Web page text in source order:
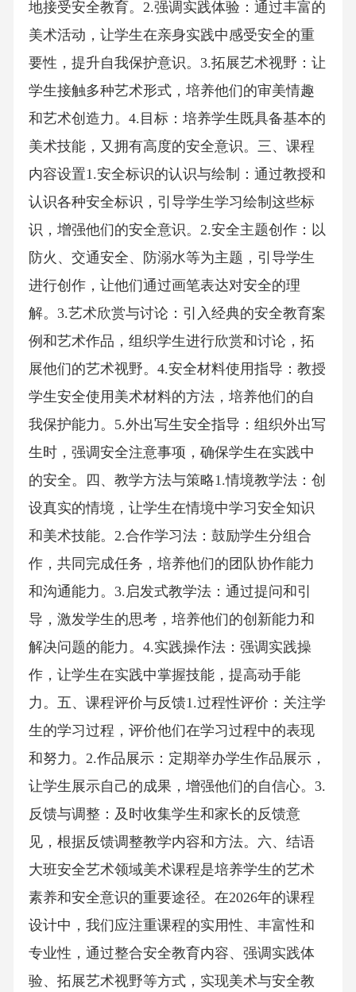
地接受安全教育。2.强调实践体验：通过丰富的
美术活动，让学生在亲身实践中感受安全的重
要性，提升自我保护意识。3.拓展艺术视野：让
学生接触多种艺术形式，培养他们的审美情趣
和艺术创造力。4.目标：培养学生既具备基本的
美术技能，又拥有高度的安全意识。三、课程
内容设置1.安全标识的认识与绘制：通过教授和
认识各种安全标识，引导学生学习绘制这些标
识，增强他们的安全意识。2.安全主题创作：以
防火、交通安全、防溺水等为主题，引导学生
进行创作，让他们通过画笔表达对安全的理
解。3.艺术欣赏与讨论：引入经典的安全教育案
例和艺术作品，组织学生进行欣赏和讨论，拓
展他们的艺术视野。4.安全材料使用指导：教授
学生安全使用美术材料的方法，培养他们的自
我保护能力。5.外出写生安全指导：组织外出写
生时，强调安全注意事项，确保学生在实践中
的安全。四、教学方法与策略1.情境教学法：创
设真实的情境，让学生在情境中学习安全知识
和美术技能。2.合作学习法：鼓励学生分组合
作，共同完成任务，培养他们的团队协作能力
和沟通能力。3.启发式教学法：通过提问和引
导，激发学生的思考，培养他们的创新能力和
解决问题的能力。4.实践操作法：强调实践操
作，让学生在实践中掌握技能，提高动手能
力。五、课程评价与反馈1.过程性评价：关注学
生的学习过程，评价他们在学习过程中的表现
和努力。2.作品展示：定期举办学生作品展示，
让学生展示自己的成果，增强他们的自信心。3.
反馈与调整：及时收集学生和家长的反馈意
见，根据反馈调整教学内容和方法。六、结语
大班安全艺术领域美术课程是培养学生的艺术
素养和安全意识的重要途径。在2026年的课程
设计中，我们应注重课程的实用性、丰富性和
专业性，通过整合安全教育内容、强调实践体
验、拓展艺术视野等方式，实现美术与安全教